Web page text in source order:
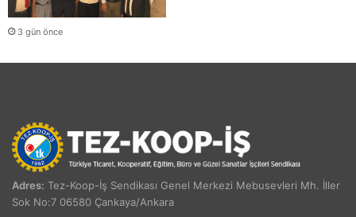
3 gün önce
Adres: Tez-Koop-İş Sendikası Genel Merkezi Mebusevleri Mh. İller
Sok No:7 06580 Çankaya/Ankara